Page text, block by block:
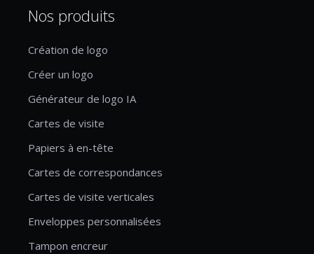
Nos produits
Création de logo
Créer un logo
Générateur de logo IA
Cartes de visite
Papiers à en-tête
Cartes de correspondances
Cartes de visite verticales
Enveloppes personnalisées
Tampon encreur